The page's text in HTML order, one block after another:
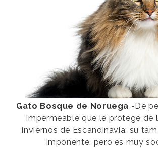
Gato Bosque de Noruega -De
impermeable que le protege de
inviernos de Escandinavia; su
imponente, pero es muy